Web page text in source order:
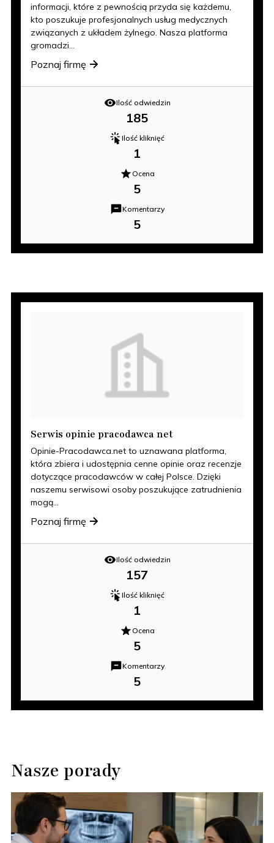
informacji, które z pewnością przyda się każdemu,
kto poszukuje profesjonalnych usług medycznych
związanych z układem żylnego. Nasza platforma
gromadzi...
Poznaj firmę
Ilość odwiedzin
185
Ilość kliknięć
1
Ocena
5
Komentarzy
5
Serwis opinie pracodawca net
Opinie-Pracodawca.net to uznawana platforma,
która zbiera i udostępnia cenne opinie oraz recenzje
dotyczące pracodawców w całej Polsce. Dzięki
naszemu serwisowi osoby poszukujące zatrudnienia
mogą...
Poznaj firmę
Ilość odwiedzin
157
Ilość kliknięć
1
Ocena
5
Komentarzy
5
Nasze porady